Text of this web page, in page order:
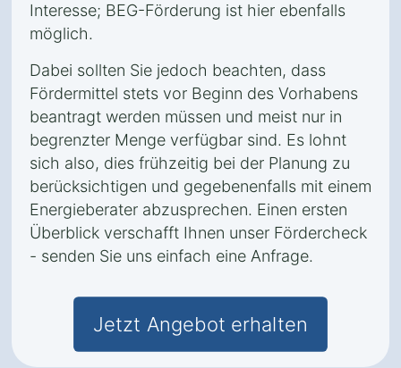
Interesse; BEG-Förderung ist hier ebenfalls
möglich.
Dabei sollten Sie jedoch beachten, dass
Fördermittel stets vor Beginn des Vorhabens
beantragt werden müssen und meist nur in
begrenzter Menge verfügbar sind. Es lohnt
sich also, dies frühzeitig bei der Planung zu
berücksichtigen und gegebenenfalls mit einem
Energieberater abzusprechen. Einen ersten
Überblick verschafft Ihnen unser Fördercheck
- senden Sie uns einfach eine Anfrage.
Jetzt Angebot erhalten